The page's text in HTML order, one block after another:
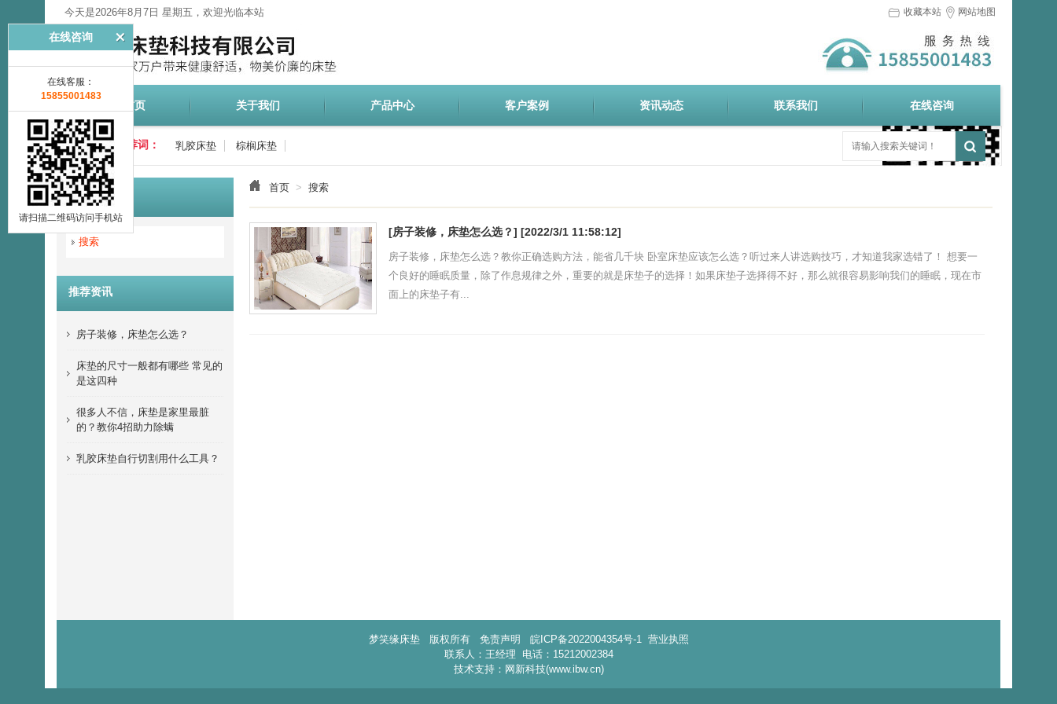
今天是2026年8月7日 星期五，欢迎光临本站 收藏本站 网站地图
触屏版
网站首页 关于我们 产品中心 客户案例 资讯动态 联系我们 在线咨询
热点推荐词： 乳胶床垫 棕榈床垫
首页 > 搜索
搜索
搜索
推荐资讯
房子装修，床垫怎么选？
床垫的尺寸一般都有哪些 常见的
是这四种
很多人不信，床垫是家里最脏
的？教你4招助力除螨
乳胶床垫自行切割用什么工具？
[房子装修，床垫怎么选？] [2022/3/1 11:58:12]
房子装修，床垫怎么选？教你正确选购方法，能省几千块 卧室床垫应该怎么选？听过来人讲选购技巧，才知道我家选错了！ 想要一
个良好的睡眠质量，除了作息规律之外，重要的就是床垫子的选择！如果床垫子选择得不好，那么就很容易影响我们的睡眠，现在市
面上的床垫子有...
梦笑缘床垫 版权所有 免责声明 皖ICP备2022004354号-1 营业执照
联系人：王经理 电话：15212002384
技术支持：网新科技(www.ibw.cn)
在线咨询
在线客服：
15855001483
请扫描二维码访问手机站